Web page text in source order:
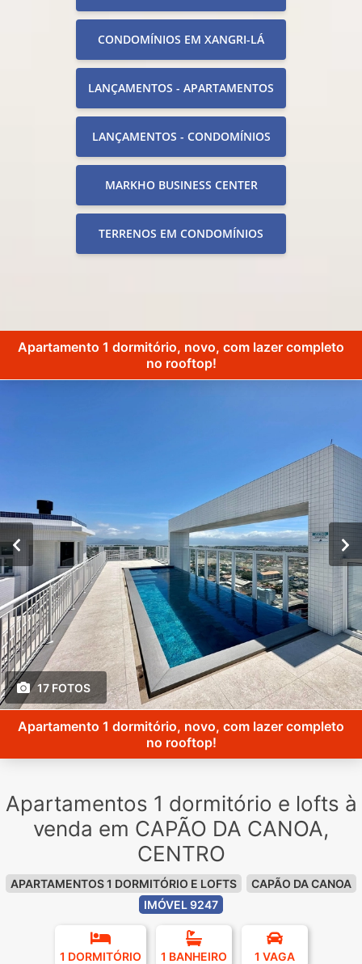
CONDOMÍNIOS EM XANGRI-LÁ
LANÇAMENTOS - APARTAMENTOS
LANÇAMENTOS - CONDOMÍNIOS
MARKHO BUSINESS CENTER
TERRENOS EM CONDOMÍNIOS
Apartamento 1 dormitório, novo, com lazer completo
no rooftop!
17 FOTOS
Apartamento 1 dormitório, novo, com lazer completo
no rooftop!
Apartamentos 1 dormitório e lofts à
venda em CAPÃO DA CANOA,
CENTRO
APARTAMENTOS 1 DORMITÓRIO E LOFTS
CAPÃO DA CANOA
IMÓVEL 9247
1 DORMITÓRIO 1 BANHEIRO 1 VAGA